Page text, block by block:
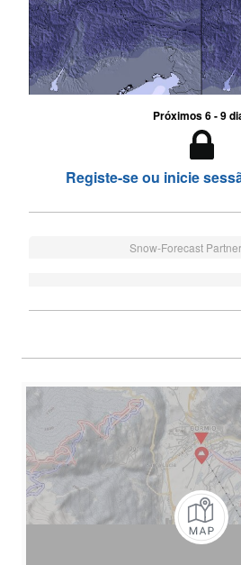
Próximos 6 - 9
Registe-se ou inicie
Snow-Forecast